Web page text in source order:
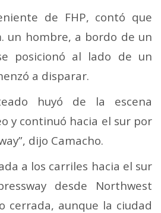
de FHP, contó que
un hombre, a bordo de un
posicionó al lado de un
a disparar.
huyó de la escena
y continuó hacia el sur por
dijo Camacho.
a los carriles hacia el sur
desde Northwest
cerrada, aunque la ciudad